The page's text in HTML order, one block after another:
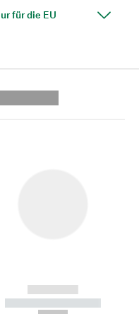
für die EU
------------
----------- -----------